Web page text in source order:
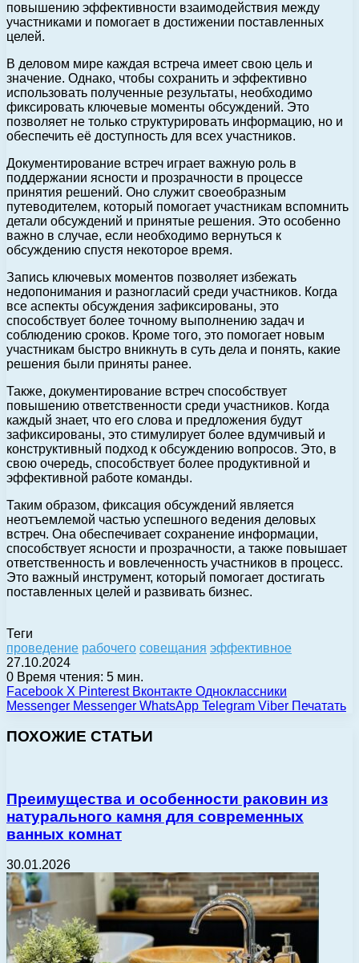
повышению эффективности взаимодействия между
участниками и помогает в достижении поставленных
целей.
В деловом мире каждая встреча имеет свою цель и
значение. Однако, чтобы сохранить и эффективно
использовать полученные результаты, необходимо
фиксировать ключевые моменты обсуждений. Это
позволяет не только структурировать информацию, но и
обеспечить её доступность для всех участников.
Документирование встреч играет важную роль в
поддержании ясности и прозрачности в процессе
принятия решений. Оно служит своеобразным
путеводителем, который помогает участникам вспомнить
детали обсуждений и принятые решения. Это особенно
важно в случае, если необходимо вернуться к
обсуждению спустя некоторое время.
Запись ключевых моментов позволяет избежать
недопонимания и разногласий среди участников. Когда
все аспекты обсуждения зафиксированы, это
способствует более точному выполнению задач и
соблюдению сроков. Кроме того, это помогает новым
участникам быстро вникнуть в суть дела и понять, какие
решения были приняты ранее.
Также, документирование встреч способствует
повышению ответственности среди участников. Когда
каждый знает, что его слова и предложения будут
зафиксированы, это стимулирует более вдумчивый и
конструктивный подход к обсуждению вопросов. Это, в
свою очередь, способствует более продуктивной и
эффективной работе команды.
Таким образом, фиксация обсуждений является
неотъемлемой частью успешного ведения деловых
встреч. Она обеспечивает сохранение информации,
способствует ясности и прозрачности, а также повышает
ответственность и вовлеченность участников в процесс.
Это важный инструмент, который помогает достигать
поставленных целей и развивать бизнес.
Теги
проведение рабочего совещания эффективное
27.10.2024
0 Время чтения: 5 мин.
Facebook X Pinterest Вконтакте Одноклассники
Messenger Messenger WhatsApp Telegram Viber Печатать
ПОХОЖИЕ СТАТЬИ
Преимущества и особенности раковин из
натурального камня для современных
ванных комнат
30.01.2026